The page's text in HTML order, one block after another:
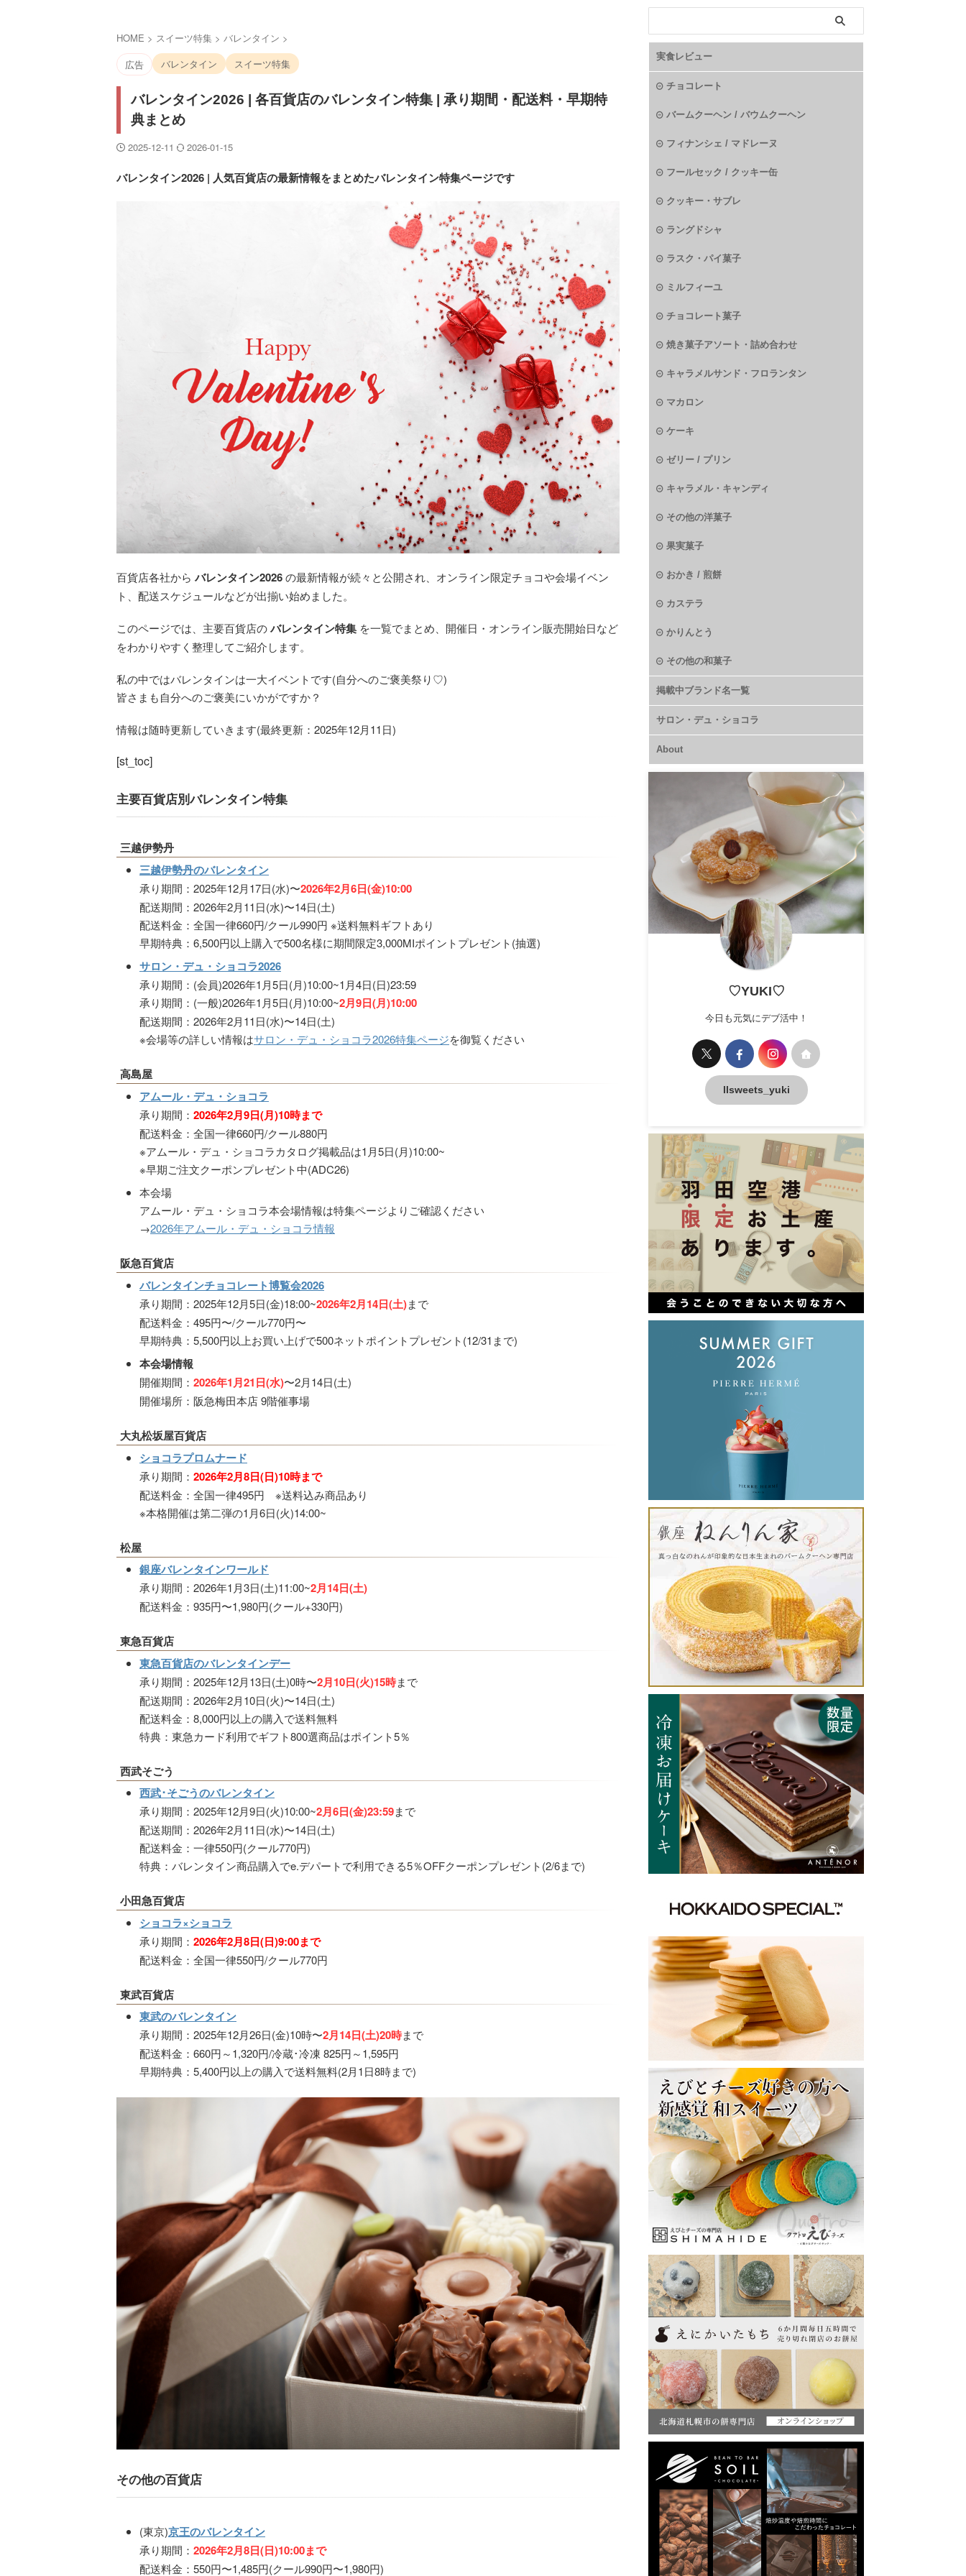
HOME > スイーツ特集 > バレンタイン >
広告
バレンタイン スイーツ特集
バレンタイン2026 | 各百貨店のバレンタイン特集 | 承り期間・配送料・早期特
典まとめ
2025-12-11 2026-01-15
バレンタイン2026 | 人気百貨店の最新情報をまとめたバレンタイン特集ページです
百貨店各社から バレンタイン2026の最新情報が続々と公開され、オンライン限定チョコや会場イベン
ト、配送スケジュールなどが出揃い始めました。
このページでは、主要百貨店のバレンタイン特集 を一覧でまとめ、開催日・オンライン販売開始日など
をわかりやすく整理してご紹介します。
私の中ではバレンタインは一大イベントです(自分へのご褒美祭り♡)
皆さまも自分へのご褒美にいかがですか？
情報は随時更新していきます(最終更新：2025年12月11日)
[st_toc]
主要百貨店別バレンタイン特集
三越伊勢丹
三越伊勢丹のバレンタイン
承り期間：2025年12月17日(水)〜2026年2月6日(金)10:00
配送期間：2026年2月11日(水)〜14日(土)
配送料金：全国一律660円/クール990円 ※送料無料ギフトあり
早期特典：6,500円以上購入で500名様に期間限定3,000MIポイントプレゼント(抽選)
サロン・デュ・ショコラ2026
承り期間：(会員)2026年1月5日(月)10:00~1月4日(日)23:59
承り期間：(一般)2026年1月5日(月)10:00~2月9日(月)10:00
配送期間：2026年2月11日(水)〜14日(土)
※会場等の詳しい情報はサロン・デュ・ショコラ2026特集ページを御覧ください
高島屋
アムール・デュ・ショコラ
承り期間： 2026年2月9日(月)10時まで
配送料金：全国一律660円/クール880円
※アムール・デュ・ショコラカタログ掲載品は1月5日(月)10:00~
※早期ご注文クーポンプレゼント中(ADC26)
本会場
アムール・デュ・ショコラ本会場情報は特集ページよりご確認ください
→2026年アムール・デュ・ショコラ情報
阪急百貨店
バレンタインチョコレート博覧会2026
承り期間：2025年12月5日(金)18:00~2026年2月14日(土)まで
配送料金：495円〜/クール770円〜
早期特典：5,500円以上お買い上げで500ネットポイントプレゼント(12/31まで)
本会場情報
開催期間： 2026年1月21日(水)〜2月14日(土)
開催場所：阪急梅田本店 9階催事場
大丸松坂屋百貨店
ショコラプロムナード
承り期間： 2026年2月8日(日)10時まで
配送料金：全国一律495円 ※送料込み商品あり
※本格開催は第二弾の1月6日(火)14:00~
松屋
銀座バレンタインワールド
承り期間：2026年1月3日(土)11:00~2月14日(土)
配送料金：935円〜1,980円(クール+330円)
東急百貨店
東急百貨店のバレンタインデー
承り期間：2025年12月13日(土)0時〜2月10日(火)15時まで
配送期間：2026年2月10日(火)〜14日(土)
配送料金：8,000円以上の購入で送料無料
特典：東急カード利用でギフト800選商品はポイント5％
西武そごう
西武･そごうのバレンタイン
承り期間：2025年12月9日(火)10:00~2月6日(金)23:59まで
配送期間：2026年2月11日(水)〜14日(土)
配送料金：一律550円(クール770円)
特典：バレンタイン商品購入でe.デパートで利用できる5％OFFクーポンプレゼント(2/6まで)
小田急百貨店
ショコラ×ショコラ
承り期間： 2026年2月8日(日)9:00まで
配送料金：全国一律550円/クール770円
東武百貨店
東武のバレンタイン
承り期間：2025年12月26日(金)10時〜2月14日(土)20時まで
配送料金：660円～1,320円/冷蔵･冷凍 825円～1,595円
早期特典：5,400円以上の購入で送料無料(2月1日8時まで)
その他の百貨店
(東京)京王のバレンタイン
承り期間： 2026年2月8日(日)10:00まで
配送料金：550円〜1,485円(クール990円〜1,980円)
実食レビュー
チョコレート
バームクーヘン / バウムクーヘン
フィナンシェ / マドレーヌ
フールセック / クッキー缶
クッキー・サブレ
ラングドシャ
ラスク・パイ菓子
ミルフィーユ
チョコレート菓子
焼き菓子アソート・詰め合わせ
キャラメルサンド・フロランタン
マカロン
ケーキ
ゼリー / プリン
キャラメル・キャンディ
その他の洋菓子
果実菓子
おかき / 煎餅
カステラ
かりんとう
その他の和菓子
掲載中ブランド名一覧
サロン・デュ・ショコラ
About
♡YUKI♡
今日も元気にデブ活中！
llsweets_yuki